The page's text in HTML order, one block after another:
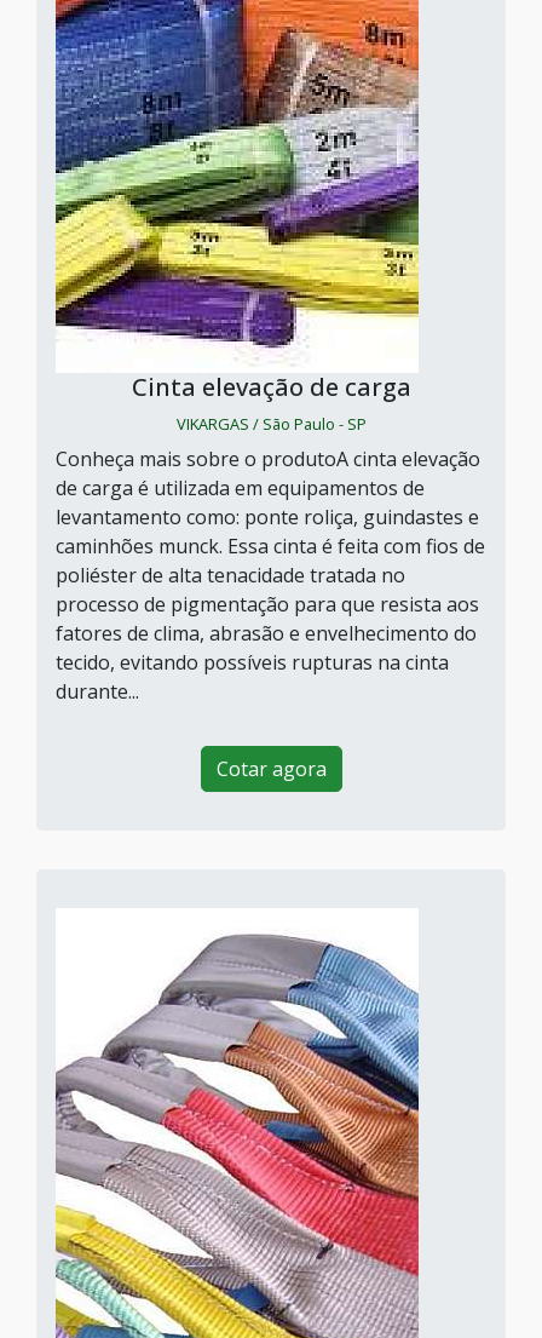
Cinta elevação de carga
VIKARGAS / São Paulo - SP
Conheça mais sobre o produtoA cinta elevação
de carga é utilizada em equipamentos de
levantamento como: ponte roliça, guindastes e
caminhões munck. Essa cinta é feita com fios de
poliéster de alta tenacidade tratada no
processo de pigmentação para que resista aos
fatores de clima, abrasão e envelhecimento do
tecido, evitando possíveis rupturas na cinta
durante...
Cotar agora